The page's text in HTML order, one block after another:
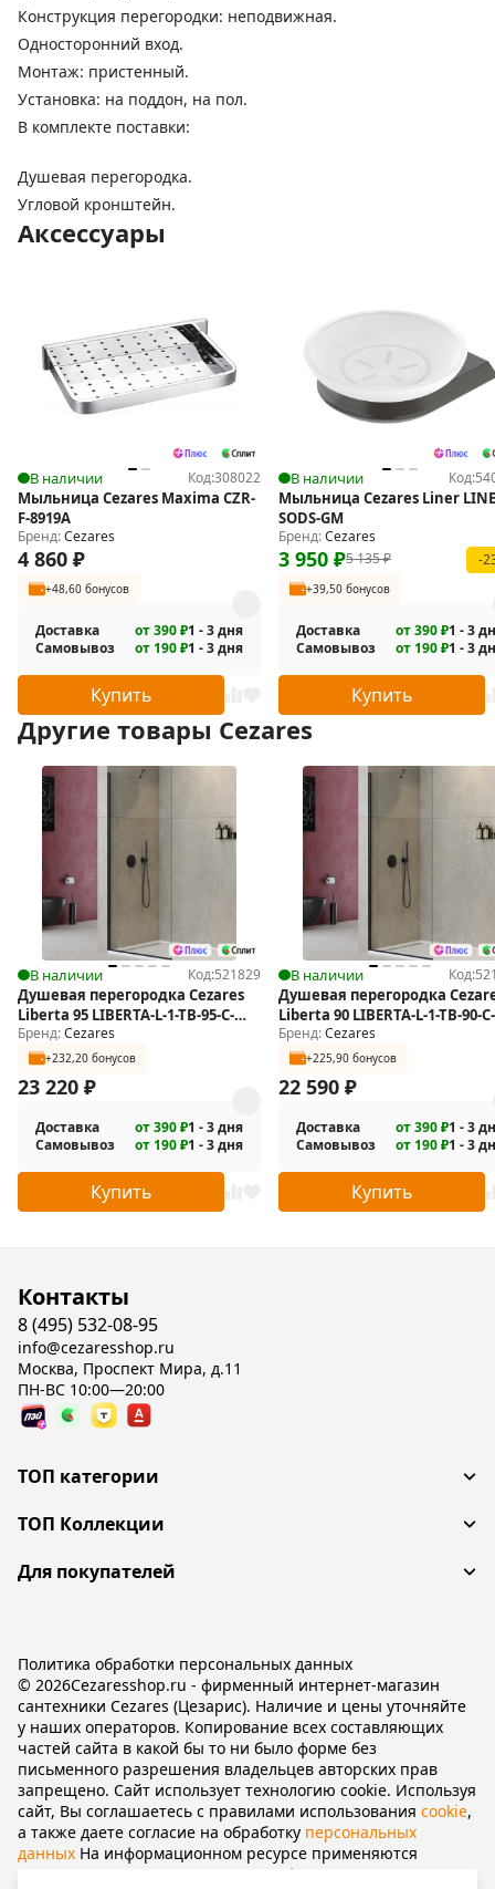
Конструкция перегородки: неподвижная.
Односторонний вход.
Монтаж: пристенный.
Установка: на поддон, на пол.
В комплекте поставки:
Душевая перегородка.
Угловой кронштейн.
Аксессуары
В наличии Код:308022
Мыльница Cezares Maxima CZR-
F-8919A
Бренд:Cezares
4 860 ₽
+48,60 бонусов
Доставка от 390 ₽1 - 3 дня
Самовывоз
от 190 ₽1 - 3 дня
Купить
В наличии Код:
Мыльница Cezares Liner
SODS-GM
Бренд:Cezares
5 135₽
3 950 ₽ -
+39,50 бонусов
Доставка от 390 ₽1 - 3
Самовывоз
от 190 ₽1 - 3
Купить
Другие товары Cezares
В наличии Код:521829
Душевая перегородка Cezares
Liberta 95 LIBERTA-L-1-TB-95-C-
NERO
Бренд:Cezares
+232,20 бонусов
23 220 ₽
Доставка от 390 ₽1 - 3 дня
Самовывоз
от 190 ₽1 - 3 дня
Купить
В наличии Код:
Душевая перегородка
Liberta 90 LIBERTA-L-1-TB-90-C-
NERO
Бренд:Cezares
+225,90 бонусов
22 590 ₽
Доставка от 390 ₽1 - 3
Самовывоз
от 190 ₽1 - 3
Купить
Контакты
8 (495) 532-08-95
info@cezaresshop.ru
Москва, Проспект Мира, д.11
ПН-ВС 10:00—20:00
ТОП категории
ТОП Коллекции
Для покупателей
© 2026Cezaresshop.ru - фирменный интернет-магазин
сантехники Cezares (Цезарис). Наличие и цены уточняйте
у наших операторов. Копирование всех составляющих
частей сайта в какой бы то ни было форме без
письменного разрешения владельцев авторских прав
запрещено. Сайт использует технологию cookie. Используя
сайт, Вы соглашаетесь с правилами использования cookie,
а также даете согласие на обработку персональных
данных На информационном ресурсе применяются
(информационные
Политика обработки персональных данных